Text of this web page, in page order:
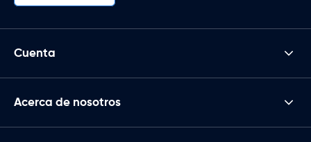
Cuenta
Acerca de nosotros